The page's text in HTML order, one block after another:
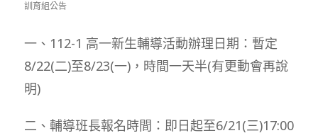
category:
訓育組公告
一、112-1 高一新生輔導活動辦理日期：暫定
8/22(二)至8/23(一)，時間一天半(有更動會再說
明)
二、輔導班長報名時間：即日起至6/21(三)17:00